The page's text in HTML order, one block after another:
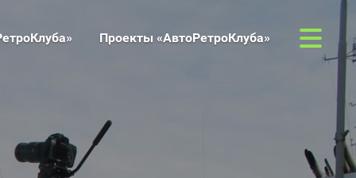
использования файлов
Проекты «АвтоРетроКлуба»